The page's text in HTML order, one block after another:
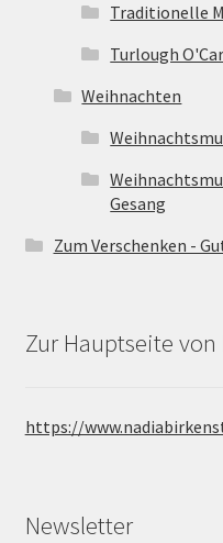
Traditionelle
Turlough
Weihnachten
Gesang
Zum Verschenken -
Zur Hauptseite
https://
Newsletter